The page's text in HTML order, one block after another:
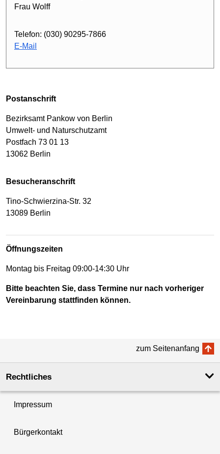
Frau Wolff
Telefon: (030) 90295-7866
E-Mail
Postanschrift
Bezirksamt Pankow von Berlin
Umwelt- und Naturschutzamt
Postfach 73 01 13
13062 Berlin
Besucheranschrift
Tino-Schwierzina-Str. 32
13089 Berlin
Öffnungszeiten
Montag bis Freitag 09:00-14:30 Uhr
Bitte beachten Sie, dass Termine nur nach vorheriger
Vereinbarung stattfinden können.
zum Seitenanfang
Rechtliches
Impressum
Bürgerkontakt